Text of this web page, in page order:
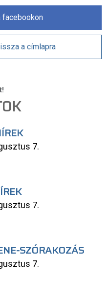
facebookon
a címlapra
7.
7.
SZÓRAKOZÁS
7.